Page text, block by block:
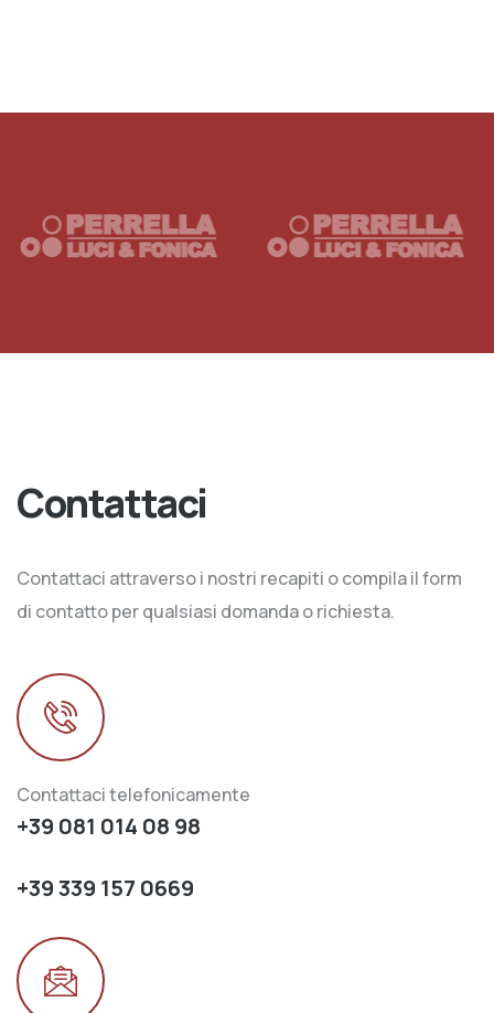
Contattaci
Contattaci attraverso i nostri recapiti o compila il form
di contatto per qualsiasi domanda o richiesta.
Contattaci telefonicamente
+39 081 014 08 98
+39 339 157 0669